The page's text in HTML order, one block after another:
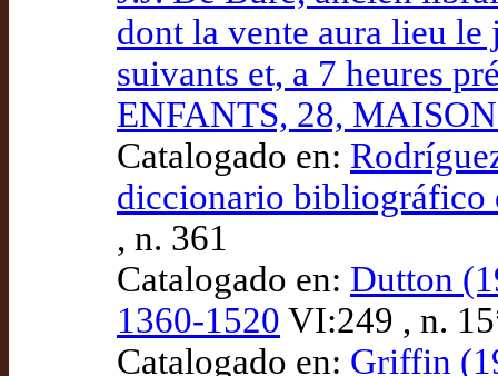
dont la vente aura lieu
suivants et, a 7 heures
ENFANTS, 28,
Catalogado en:
diccionario bibliográfico
, n. 361
Catalogado en: Dutton
1360-1520 VI:249 , n.
Catalogado en: Griffin